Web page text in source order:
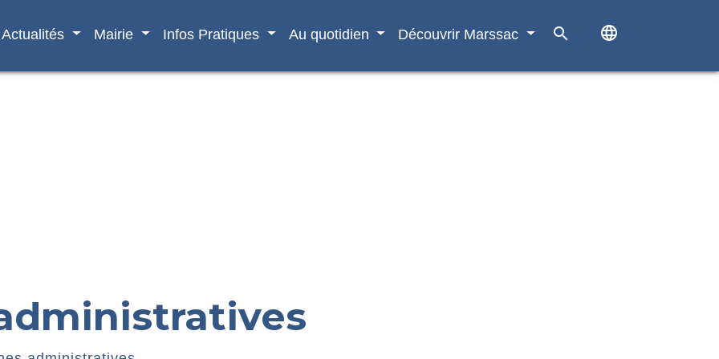
Actualités Mairie Infos Pratiques Au quotidien Découvrir Marssac search language